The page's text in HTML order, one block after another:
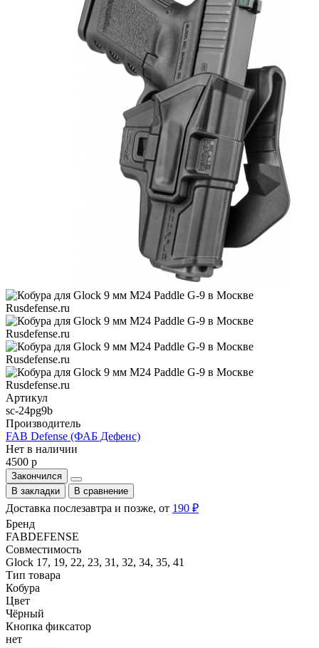
Артикул
sc-24pg9b
Производитель
FAB Defense (ФАБ Дефенс)
Нет в наличии
4500 р
Закончился
В закладки
В сравнение
Доставка послезавтра и позже, от 190 ₽
Бренд
FABDEFENSE
Совместимость
Glock 17, 19, 22, 23, 31, 32, 34, 35, 41
Тип товара
Кобура
Цвет
Чёрный
Кнопка фиксатор
нет